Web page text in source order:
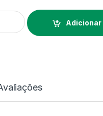
pimento
Adicionar